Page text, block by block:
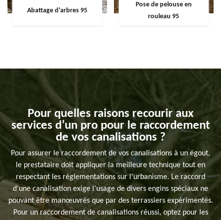
Abattage d'arbres 95
Pose de pelouse en
rouleau 95
Pour quelles raisons recourir aux
services d’un pro pour le raccordement
de vos canalisations ?
Pour assurer le raccordement de vos canalisations à un égout,
le prestataire doit appliquer la meilleure technique tout en
respectant les réglementations sur l’urbanisme. Le raccord
d’une canalisation exige l’usage de divers engins spéciaux ne
pouvant être manœuvrés que par des terrassiers expérimentés.
Pour un raccordement de canalisations réussi, optez pour les